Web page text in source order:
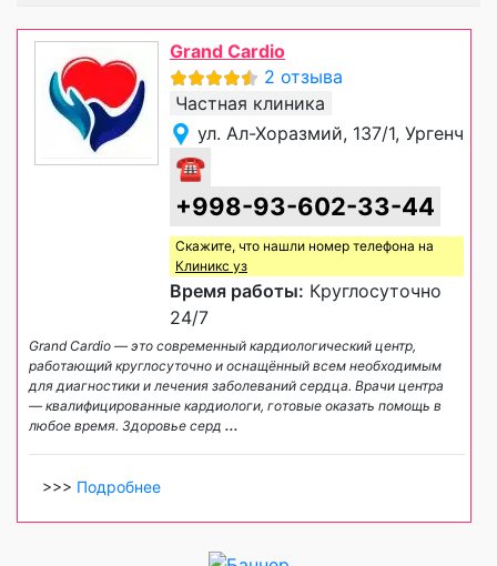
Grand Cardio
2 отзыва
Частная клиника
ул. Ал-Хоразмий, 137/1, Ургенч
☎
+998-93-602-33-44
Скажите, что нашли номер телефона на
Клиникс уз
Время работы: Круглосуточно
24/7
Grand Cardio — это современный кардиологический центр,
работающий круглосуточно и оснащённый всем необходимым
для диагностики и лечения заболеваний сердца. Врачи центра
— квалифицированные кардиологи, готовые оказать помощь в
любое время. Здоровье серд ...
>>> Подробнее